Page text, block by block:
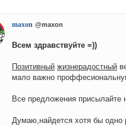
maxon @maxon
Всем здравствуйте =))
Позитивный жизнерадостный
мало важно
Все предложения присылайте
Думаю,найдется хотя бы